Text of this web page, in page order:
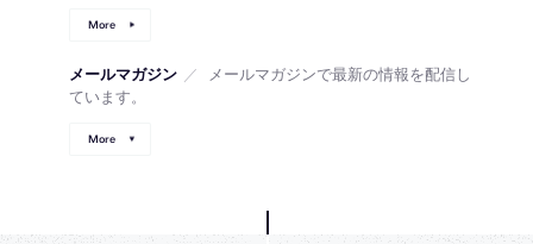
More
メールマガジン ／
メールマガジンで最新の情報を配信し
ています。
More